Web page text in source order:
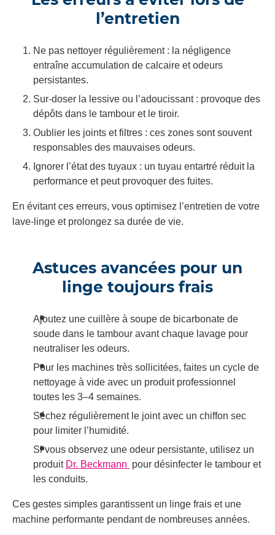
l’entretien
Ne pas nettoyer régulièrement : la négligence
entraîne accumulation de calcaire et odeurs
persistantes.
Sur-doser la lessive ou l’adoucissant : provoque des
dépôts dans le tambour et le tiroir.
Oublier les joints et filtres : ces zones sont souvent
responsables des mauvaises odeurs.
Ignorer l’état des tuyaux : un tuyau entartré réduit la
performance et peut provoquer des fuites.
En évitant ces erreurs, vous optimisez l’entretien de votre
lave-linge et prolongez sa durée de vie.
Astuces avancées pour un
linge toujours frais
Ajoutez une cuillère à soupe de bicarbonate de
soude dans le tambour avant chaque lavage pour
neutraliser les odeurs.
Pour les machines très sollicitées, faites un cycle de
nettoyage à vide avec un produit professionnel
toutes les 3–4 semaines.
Séchez régulièrement le joint avec un chiffon sec
pour limiter l’humidité.
Si vous observez une odeur persistante, utilisez un
produit Dr. Beckmann pour désinfecter le tambour et
les conduits.
Ces gestes simples garantissent un linge frais et une
machine performante pendant de nombreuses années.